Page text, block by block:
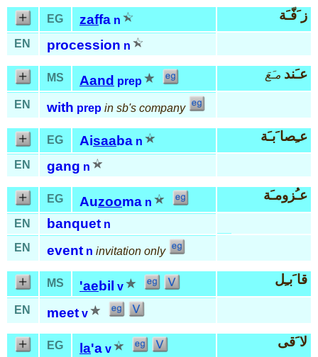
EG zaffa n ز َفّـَة
EN procession n
MS Aand prep عـَند مـَعَ
EN with prep in sb's company
EG Aisaaba n عـِصا َبـَة
EN gang n
EG Auzooma n عـُزومـَة
EN banquet n
EN
event n invitation only
MS 'aebil v قا َبـِل
EN meet v
EG la'a v لا َقى